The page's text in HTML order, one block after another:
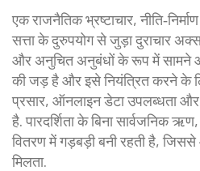
एकराजनैतिक भ्रष्टाचार,
सत्ता के दुरुपयोग से जुड़ा दुराचार
और अनुचित अनुबंधों के रूप में सामने
की जड़ है और इसे नियंत्रित करने के
प्रसार, ऑनलाइन डेटा उपलब्धता और
है. पारदर्शिता के बिना सार्वजनिक
वितरण में गड़बड़ी बनी रहती है,
मिलता.